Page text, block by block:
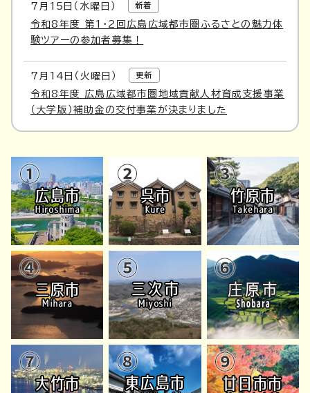
7月 15 日（水曜日） 新着
令和8年度 第1・2回広島広域都市圏ふるさとの魅力体
験ツアーの参加者募集！
7月 14 日（火曜日） 更新
令和8年度 広島広域都市圏地域貢献人材育成支援事業
（大学版）補助金の交付事業が決まりました